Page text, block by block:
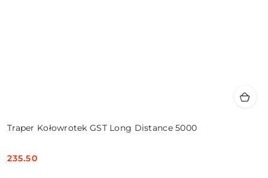
Traper Kołowrotek GST Long Distance 5000
Cena:
235.50